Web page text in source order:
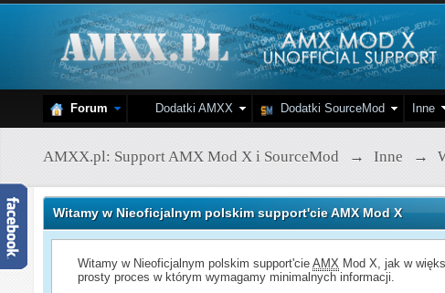
Forum Dodatki AMXX Dodatki SourceMod Inne
AMXX.pl: Support AMX Mod X i SourceMod → Inne →
Witamy w Nieoficjalnym polskim support'cie AMX Mod X
Witamy w Nieoficjalnym polskim support'cieAMX Mod X, jak w
prosty proces w którym wymagamy minimalnych informacji.